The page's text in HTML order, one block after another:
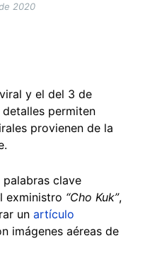
2020
y el del 3 de
permiten
provienen de la
palabras clave
exministro “Cho Kuk”,
un artículo
imágenes aéreas de